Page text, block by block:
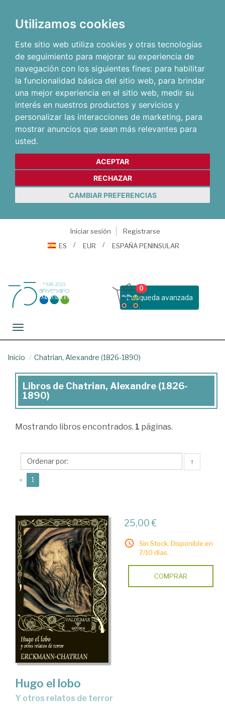
Utilizamos cookies
Este sitio web utiliza cookies y otras tecnologías
de seguimiento para mejorar su experiencia de
navegación con los siguientes fines: para habilitar
la funcionalidad básica del sitio web, para brindar
una mejor experiencia en el sitio web, medir su
interés en nuestros productos y servicios y
personalizar las interacciones de marketing, para
mostrar anuncios que sean más relevantes para
usted.
ACEPTAR
RECHAZAR
CAMBIAR PREFERENCIAS
Iniciar sesión
Registrarse
ES
EUR ESPAÑA PENINSULAR
Busqueda avanzada
0
Toggle navigation
Inicio Chatrian, Alexandre (1826-1890)
Libros
de
Chatrian,
(1826-
1890)
Libros de Chatrian, Alexandre (1826-
1890)
Mostrando libros encontrados. 1 páginas.
↑
« 1
25,00 €
Sin Stock. Disponible en
7/10 días.
COMPRAR
Hugo el lobo
Y otros relatos de terror